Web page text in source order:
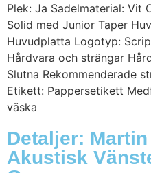
Plek: Ja Sadelmaterial: Vit
Solid med Junior Taper
Huvudplatta Logotyp:
Hårdvara och strängar
Slutna Rekommenderade
Etikett: Pappersetikett
väska
Detaljer:
Akustisk